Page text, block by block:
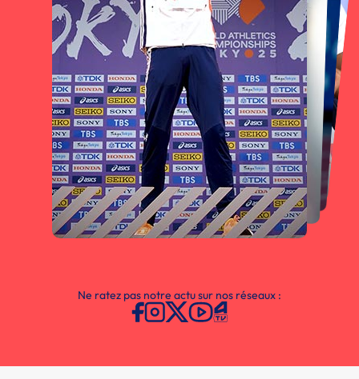
Ne ratez pas notre actu sur nos réseaux :